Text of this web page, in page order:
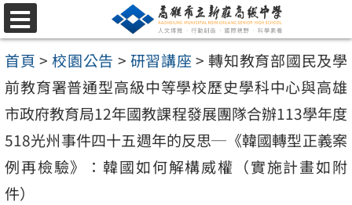
跳
至
主
要
內
容
區
選
單
首頁 > 校園公告 > 研習講座 > 轉知教育部國民及學
前教育署普通型高級中等學校歷史學科中心與高雄
市政府教育局12年國教課程發展團隊合辦113學年度
518光州事件四十五週年的反思─《韓國轉型正義案
例再檢驗》：韓國如何解構威權（實施計畫如附
件）